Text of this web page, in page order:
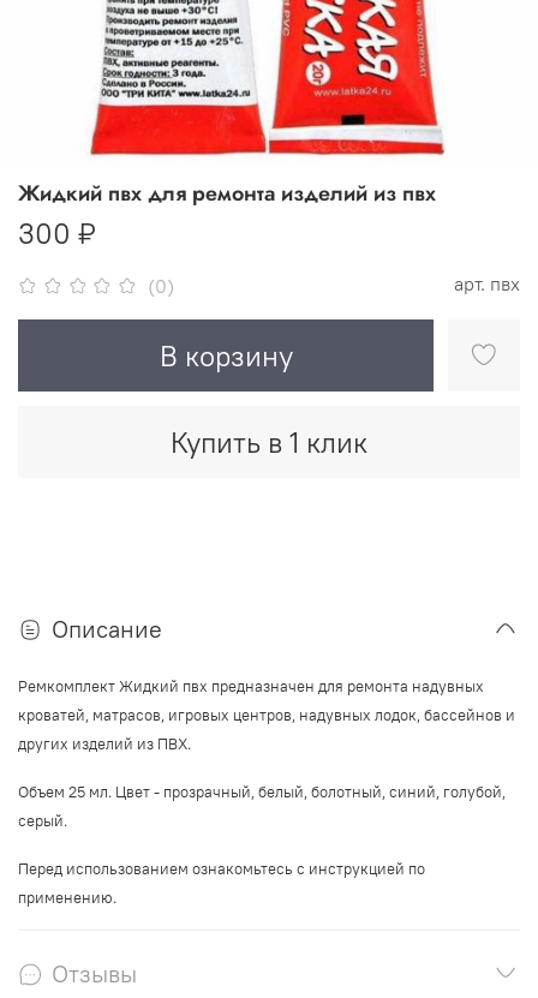
(0) арт. пвх
Жидкий пвх для ремонта изделий из пвх
300 ₽
В корзину
Купить в 1 клик
Описание
Ремкомплект Жидкий пвх предназначен для ремонта надувных
кроватей, матрасов, игровых центров, надувных лодок, бассейнов и
других изделий из ПВХ.
Объем 25 мл. Цвет - прозрачный, белый, болотный, синий, голубой,
серый.
Перед использованием ознакомьтесь с инструкцией по
применению.
Отзывы